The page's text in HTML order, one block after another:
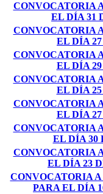
CONVOCATORIA
EL DÍA 31
CONVOCATORIA
EL DÍA
CONVOCATORIA
EL DÍA
CONVOCATORIA
EL DÍA
CONVOCATORIA
EL DÍA
CONVOCATORIA
EL DÍA 30
CONVOCATORIA
EL DÍA 23
CONVOCATORIA
PARA EL DÍA